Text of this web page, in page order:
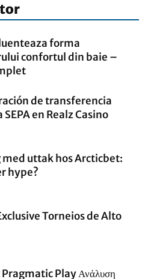
forma
confortul din baie –
de transferencia
en Realz Casino
med uttak hos Arcticbet:
hype?
Torneios de Alto
Play Ανάλυση